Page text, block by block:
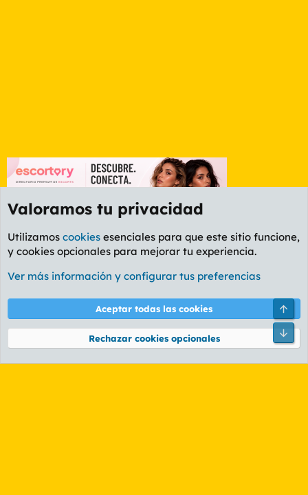
Etiquetas
Cookies
PL OLDSTYLE AMARILLO
Términos y reglas Política de privacidad Ayuda
Community platform by XenForo® © 2010-2026 XenForo Ltd.
Valoramos tu privacidad
Utilizamos cookies esenciales para que este sitio funcione,
y cookies opcionales para mejorar tu experiencia.
Ver más información y configurar tus preferencias
Aceptar todas las cookies
Rechazar cookies opcionales
Pie